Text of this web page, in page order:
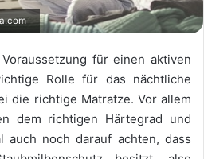
für einen aktiven
Rolle für das nächtliche
die richtige Matratze. Vor allem
dem richtigen Härtegrad und
auch noch darauf achten, dass